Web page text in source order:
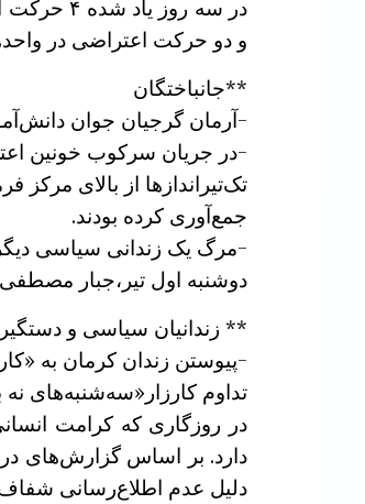
و دو حرکت اعتراضی در
**جانباختگان
-آرمان گرجیان جوان دانش‌‌آموز ۱۹ ساله، شامگاه ۱۸ دی ۱۴۰۴ بر اثر شلیک گلوله جنگی در بابامیدان فارس
-در جریان سرکوب خونین
تک‌تیراندازها از بالای
جمع‌آوری کرده بودند.
-مرگ یک زندانی سیاسی
دوشنبه اول تیر،جبار
** زندانیان سیاسی و
-پیوستن زندان کرمان به
تداوم کارزار«سه‌شنبه‌های نه به اعدام» در ۱۲۶مین هفته ، اعتصاب غذا در ۵۷ زندان مختلف ، در
در روزگاری که کرامت
دلیل عدم اطلاع‌رسانی